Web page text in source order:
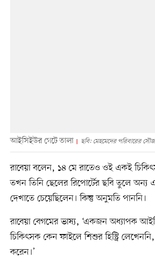
আইসিইউর গেটে তালা ছবি: মেহমেদের পরিবারের
রাবেয়া বলেন, ১৪ মে রাতেও ওই একই
তখন তিনি ছেলের রিপোর্টের ছবি তুলে অন্য
দেখাতে চেয়েছিলেন। কিন্তু অনুমতি পাননি।
রাবেয়া বেগমের ভাষ্য, ‘একজন অধ্যাপক
চিকিৎসক কেন ফাইলে শিশুর হিস্ট্রি লেখেননি,
করেন।’